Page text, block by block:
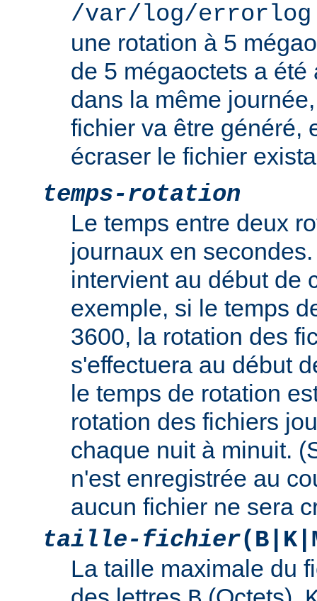
/var/log/
une rotation à 5
de 5 mégaoctets a été
dans la même
fichier va être généré,
écraser le fichier
temps-rotation
Le temps entre deux
journaux en
intervient au début de
exemple, si le temps
3600, la rotation des
s'effectuera au début
le temps de rotation
rotation des fichiers
chaque nuit à minuit.
n'est enregistrée au
aucun fichier ne sera
taille-fichier
La taille maximale du